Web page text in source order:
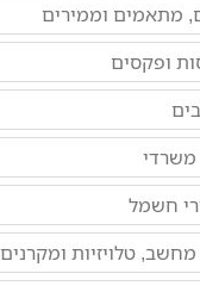
מתאמים וממירים
ופקסים
משרדי
חשמל
טלויזיות ומקרנים